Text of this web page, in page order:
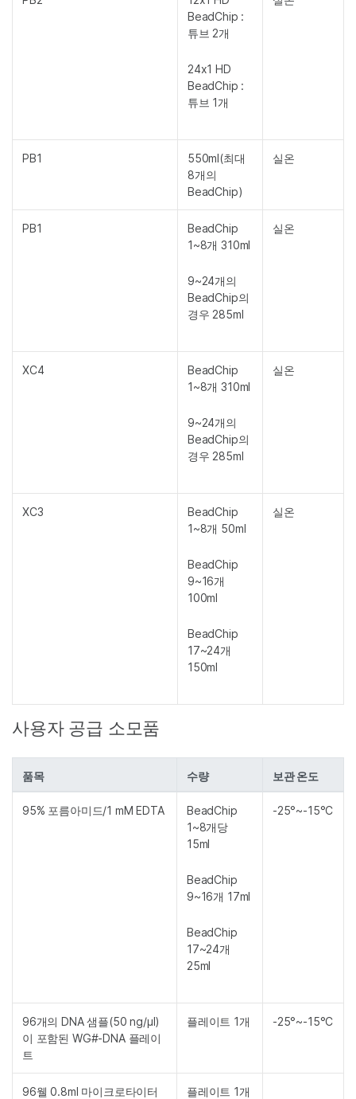
BeadChip :
튜브 2개
24x1 HD
BeadChip :
튜브 1개
PB1
550ml(최대
8개의
BeadChip)
실온
PB1
BeadChip
1~8개 310ml
9~24개의
BeadChip의
경우 285ml
실온
XC4
BeadChip
1~8개 310ml
9~24개의
BeadChip의
경우 285ml
실온
XC3
BeadChip
1~8개 50ml
BeadChip
9~16개
100ml
BeadChip
17~24개
150ml
실온
사용자 공급 소모품
품목 수량 보관 온도
95% 포름아미드/1 mM EDTA
BeadChip
1~8개당
15ml
BeadChip
9~16개 17ml
BeadChip
17~24개
25ml
-25°~-15°C
96개의 DNA 샘플(50 ng/µl)
이 포함된 WG#-DNA 플레이
트
플레이트 1개 -25°~-15°C
96웰 0.8ml 마이크로타이터
플레이트 1개